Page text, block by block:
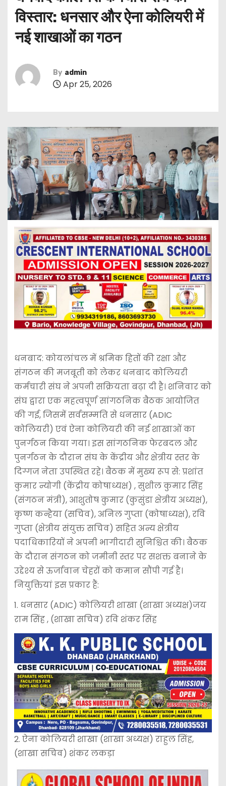
विस्तार: धनसार और ऐना कोलियरी में
नई शाखाओं का गठन
By admin
Apr 25, 2026
धनबाद: कोयलांचल में श्रमिक हितों की रक्षा और
संगठन की मजबूती को लेकर धनबाद कोलियरी
कर्मचारी संघ ने अपनी सक्रियता बढ़ा दी है। शनिवार को
संघ द्वारा एक महत्वपूर्ण सांगठनिक बैठक आयोजित
की गई, जिसमें सर्वसम्मति से धनसार (ADIC
कोलियरी) एवं ऐना कोलियरी की नई शाखाओं का
पुनर्गठन किया गया। इस सांगठनिक फेरबदल और
पुनर्गठन के दौरान संघ के केंद्रीय और क्षेत्रीय स्तर के
दिग्गज नेता उपस्थित रहे। बैठक में मुख्य रूप से: प्रशांत
कुमार न्योगी (केंद्रीय कोषाध्यक्ष) , सुशील कुमार सिंह
(संगठन मंत्री), आशुतोष कुमार (कुसुंडा क्षेत्रीय अध्यक्ष),
कृष्ण कन्हैया (सचिव), अनिल गुप्ता (कोषाध्यक्ष), रवि
गुप्ता (क्षेत्रीय संयुक्त सचिव) सहित अन्य क्षेत्रीय
पदाधिकारियों ने अपनी भागीदारी सुनिश्चित की। बैठक
के दौरान संगठन को जमीनी स्तर पर सशक्त बनाने के
उद्देश्य से ऊर्जावान चेहरों को कमान सौंपी गई है।
नियुक्तियां इस प्रकार हैं:
1. धनसार (ADIC) कोलियरी शाखा (शाखा अध्यक्ष)जय
राम सिंह , (शाखा सचिव) रवि शंकर सिंह
2. ऐना कोलियरी शाखा (शाखा अध्यक्ष) राहुल सिंह,
(शाखा सचिव) शंकर लकड़ा